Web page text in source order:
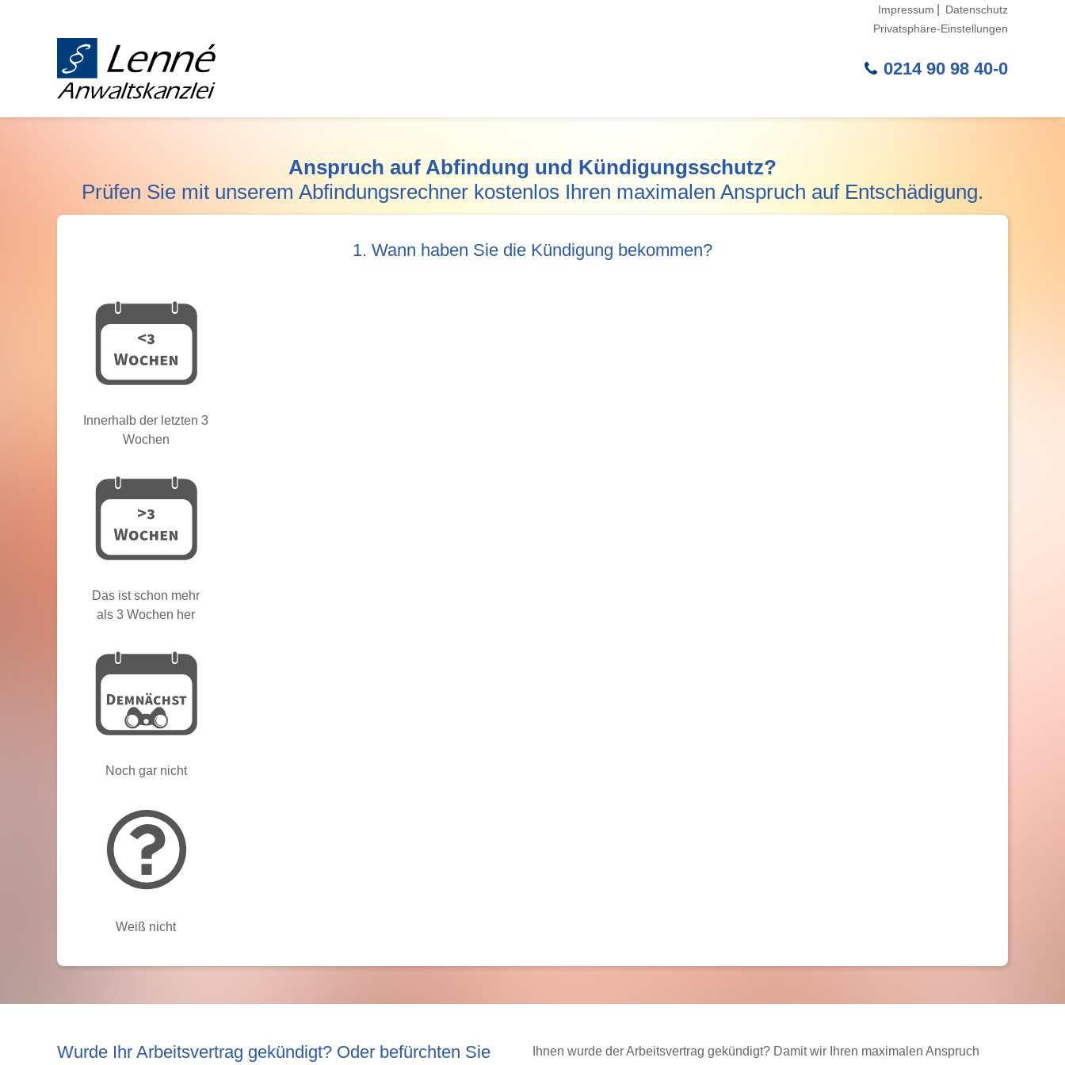
Navigation
Impressum
Datenschutz
Privatsphäre-Einstellungen
0214 90 98 40-0
Anspruch auf Abfindung und Kündigungsschutz?
Prüfen Sie mit unserem Abfindungsrechner kostenlos Ihren maximalen Anspruch auf Entschädigung.
Pflichtfeld
1. Wann haben Sie die Kündigung bekommen?
Innerhalb der letzten 3
Wochen
Das ist schon mehr
als 3 Wochen her
Noch gar nicht
Weiß nicht
Wurde Ihr Arbeitsvertrag gekündigt? Oder befürchten Sie
Ihnen wurde der Arbeitsvertrag gekündigt? Damit wir Ihren maximalen Anspruch